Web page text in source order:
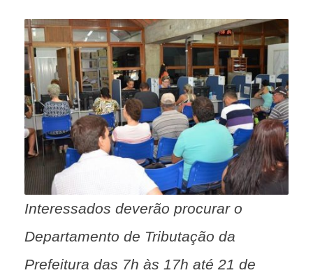
Interessados deverão procurar o
Departamento de Tributação da
Prefeitura das 7h às 17h até 21 de